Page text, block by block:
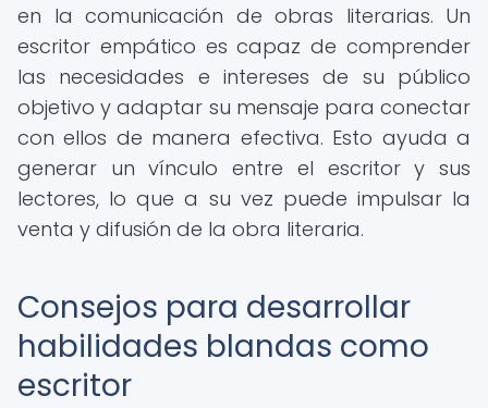
en la comunicación de obras literarias. Un
escritor empático es capaz de comprender
las necesidades e intereses de su público
objetivo y adaptar su mensaje para conectar
con ellos de manera efectiva. Esto ayuda a
generar un vínculo entre el escritor y sus
lectores, lo que a su vez puede impulsar la
venta y difusión de la obra literaria.
Consejos para desarrollar
habilidades blandas como
escritor